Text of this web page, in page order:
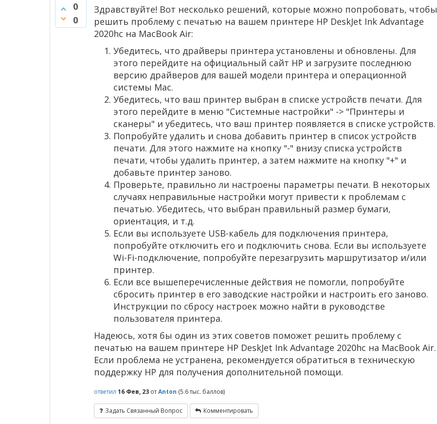
0
0
Здравствуйте! Вот несколько решений, которые можно попробовать, чтобы
решить проблему с печатью на вашем принтере HP DeskJet Ink Advantage
2020hc на MacBook Air:
Убедитесь, что драйверы принтера установлены и обновлены. Для
этого перейдите на официальный сайт HP и загрузите последнюю
версию драйверов для вашей модели принтера и операционной
системы Mac.
Убедитесь, что ваш принтер выбран в списке устройств печати. Для
этого перейдите в меню "Системные настройки" -> "Принтеры и
сканеры" и убедитесь, что ваш принтер появляется в списке устройств.
Попробуйте удалить и снова добавить принтер в список устройств
печати. Для этого нажмите на кнопку "-" внизу списка устройств
печати, чтобы удалить принтер, а затем нажмите на кнопку "+" и
добавьте принтер заново.
Проверьте, правильно ли настроены параметры печати. В некоторых
случаях неправильные настройки могут привести к проблемам с
печатью. Убедитесь, что выбран правильный размер бумаги,
ориентация, и т.д.
Если вы используете USB-кабель для подключения принтера,
попробуйте отключить его и подключить снова. Если вы используете
Wi-Fi-подключение, попробуйте перезагрузить маршрутизатор и/или
принтер.
Если все вышеперечисленные действия не помогли, попробуйте
сбросить принтер в его заводские настройки и настроить его заново.
Инструкции по сбросу настроек можно найти в руководстве
пользователя принтера.
Надеюсь, хотя бы один из этих советов поможет решить проблему с
печатью на вашем принтере HP DeskJet Ink Advantage 2020hc на MacBook Air.
Если проблема не устранена, рекомендуется обратиться в техническую
поддержку HP для получения дополнительной помощи.
ответил 16 Фев, 23 отAnton (5.6 тыс. баллов)
Задать Связанный Вопрос Комментировать